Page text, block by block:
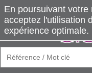
En poursuivant
acceptez l'utilisation
expérience